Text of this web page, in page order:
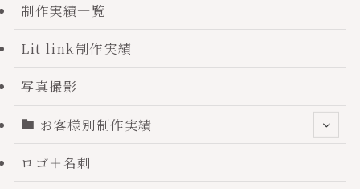
制作実績一覧
Lit link制作実績
写真撮影
お客様別制作実績
ロゴ＋名刺